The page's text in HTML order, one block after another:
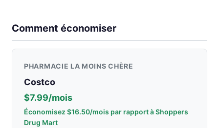
Comment économiser
PHARMACIE LA MOINS CHÈRE
Costco
$7.99/mois
Économisez $16.50/mois par rapport à Shoppers
Drug Mart